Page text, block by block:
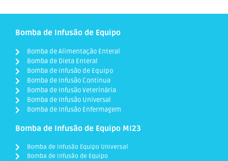
Bomba de Infusão de Equipo
Bomba de Alimentação Enteral
Bomba de Dieta Enteral
Bomba de Infusão de Equipo
Bomba de Infusão Continua
Bomba de Infusão Veterinária
Bomba de Infusão Universal
Bomba de Infusão Enfermagem
Bomba de Infusão de Equipo MI23
Bomba de Infusão Equipo Universal
Bomba de Infusão de Equipo